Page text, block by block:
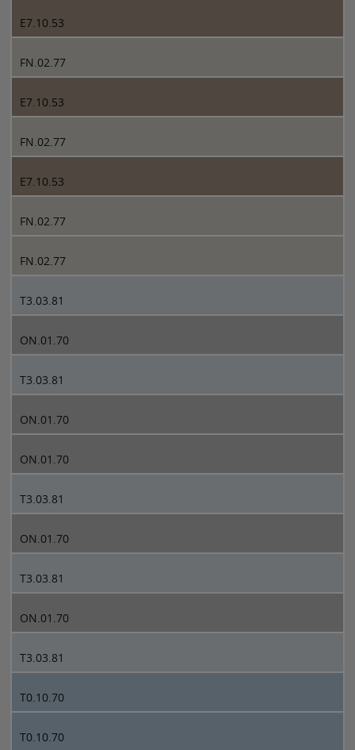
E7.10.53
FN.02.77
E7.10.53
FN.02.77
E7.10.53
FN.02.77
FN.02.77
T3.03.81
ON.01.70
T3.03.81
ON.01.70
ON.01.70
T3.03.81
ON.01.70
T3.03.81
ON.01.70
T3.03.81
T0.10.70
T0.10.70